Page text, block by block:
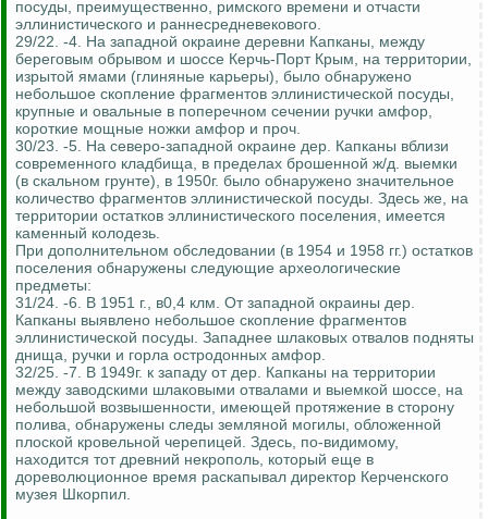
посуды, преимущественно, римского времени и отчасти
эллинистического и раннесредневекового.
29/22. -4. На западной окраине деревни Капканы, между
береговым обрывом и шоссе Керчь-Порт Крым, на территории,
изрытой ямами (глиняные карьеры), было обнаружено
небольшое скопление фрагментов эллинистической посуды,
крупные и овальные в поперечном сечении ручки амфор,
короткие мощные ножки амфор и проч.
30/23. -5. На северо-западной окраине дер. Капканы вблизи
современного кладбища, в пределах брошенной ж/д. выемки
(в скальном грунте), в 1950г. было обнаружено значительное
количество фрагментов эллинистической посуды. Здесь же, на
территории остатков эллинистического поселения, имеется
каменный колодезь.
При дополнительном обследовании (в 1954 и 1958 гг.) остатков
поселения обнаружены следующие археологические
предметы:
31/24. -6. В 1951 г., в0,4 клм. От западной окраины дер.
Капканы выявлено небольшое скопление фрагментов
эллинистической посуды. Западнее шлаковых отвалов подняты
днища, ручки и горла остродонных амфор.
32/25. -7. В 1949г. к западу от дер. Капканы на территории
между заводскими шлаковыми отвалами и выемкой шоссе, на
небольшой возвышенности, имеющей протяжение в сторону
полива, обнаружены следы земляной могилы, обложенной
плоской кровельной черепицей. Здесь, по-видимому,
находится тот древний некрополь, который еще в
дореволюционное время раскапывал директор Керченского
музея Шкорпил.